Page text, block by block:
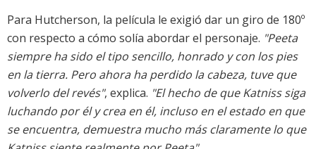
Para Hutcherson, la película le exigió dar un giro de 180º
con respecto a cómo solía abordar el personaje. "Peeta
siempre ha sido el tipo sencillo, honrado y con los pies
en la tierra. Pero ahora ha perdido la cabeza, tuve que
volverlo del revés", explica. "El hecho de que Katniss siga
luchando por él y crea en él, incluso en el estado en que
se encuentra, demuestra mucho más claramente lo que